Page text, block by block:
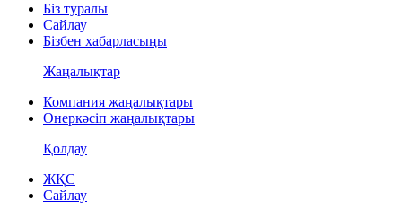
Біз туралы
Сайлау
Бізбен хабарласыңы
Жаңалықтар
Компания жаңалықтары
Өнеркәсіп жаңалықтары
Қолдау
ЖҚС
Сайлау